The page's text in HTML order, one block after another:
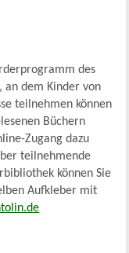
des
an dem Kinder von
teilnehmen können
Büchern
Zugang dazu
teilnehmende
können Sie
Aufkleber mit